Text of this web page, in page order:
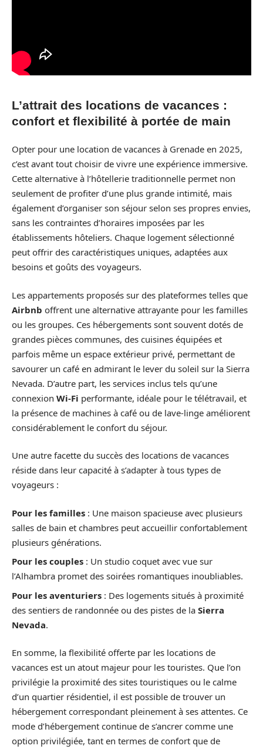
L’attrait des locations de vacances :
confort et flexibilité à portée de main
Opter pour une location de vacances à Grenade en 2025,
c’est avant tout choisir de vivre une expérience immersive.
Cette alternative à l’hôtellerie traditionnelle permet non
seulement de profiter d’une plus grande intimité, mais
également d’organiser son séjour selon ses propres envies,
sans les contraintes d’horaires imposées par les
établissements hôteliers. Chaque logement sélectionné
peut offrir des caractéristiques uniques, adaptées aux
besoins et goûts des voyageurs.
Les appartements proposés sur des plateformes telles que
Airbnb offrent une alternative attrayante pour les familles
ou les groupes. Ces hébergements sont souvent dotés de
grandes pièces communes, des cuisines équipées et
parfois même un espace extérieur privé, permettant de
savourer un café en admirant le lever du soleil sur la Sierra
Nevada. D’autre part, les services inclus tels qu’une
connexion Wi-Fi performante, idéale pour le télétravail, et
la présence de machines à café ou de lave-linge améliorent
considérablement le confort du séjour.
Une autre facette du succès des locations de vacances
réside dans leur capacité à s’adapter à tous types de
voyageurs :
Pour les familles : Une maison spacieuse avec plusieurs
salles de bain et chambres peut accueillir confortablement
plusieurs générations.
Pour les couples : Un studio coquet avec vue sur
l’Alhambra promet des soirées romantiques inoubliables.
Pour les aventuriers : Des logements situés à proximité
des sentiers de randonnée ou des pistes de la Sierra
Nevada.
En somme, la flexibilité offerte par les locations de
vacances est un atout majeur pour les touristes. Que l’on
privilégie la proximité des sites touristiques ou le calme
d’un quartier résidentiel, il est possible de trouver un
hébergement correspondant pleinement à ses attentes. Ce
mode d’hébergement continue de s’ancrer comme une
option privilégiée, tant en termes de confort que de